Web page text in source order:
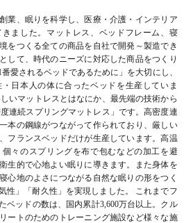
業、眠りを科学し、医療・介護・インテリア
ました。マットレス、ベッドフレーム、寝
をつくる全ての商品を自社で開発～製造でき
して、時代のニーズに対応した商品をつくり
愛されるベッドであるために」を大切にし、
日本人の体に合ったベッドを生産していま
いマットレスとはなにか、最先端の技術から
連続スプリングマットレス」です。高密度連
本の鋼線がつながって作られており、厳しい
フランスベッドだけが生産しています。高温
々のスプリングを布で包むなどの加工を避
生的で心地よい眠りに導きます。また身体を
心地のよさにつながる自然な眠りの形をつく
性」「耐久性」を実現しました。 これまでフ
ベッドの数は、国内累計3,600万台以上。クル
ートのためのトレーニング施設など様々な施